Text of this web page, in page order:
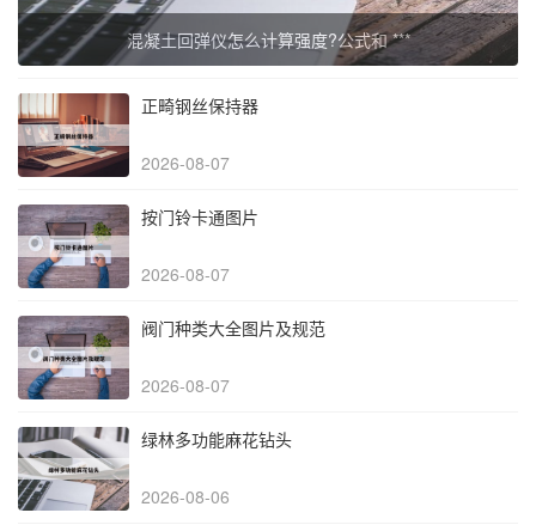
混凝土回弹仪怎么计算强度?公式和 ***
正畸钢丝保持器
2026-08-07
按门铃卡通图片
2026-08-07
阀门种类大全图片及规范
2026-08-07
绿林多功能麻花钻头
2026-08-06